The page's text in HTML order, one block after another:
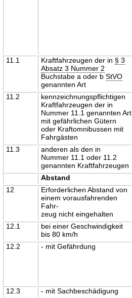
11.1
Kraftfahrzeugen der in § 3
Absatz 3 Nummer 2
Buchstabe a oder bStVO
genannten Art
11.2
kennzeichnungspflichtigen
Kraftfahrzeugen der in
Nummer 11.1 genannten Art
mit gefährlichen Gütern
oder Kraftomnibussen mit
Fahrgästen
11.3
anderen als den in
Nummer 11.1 oder 11.2
genannten Kraftfahrzeugen
Abstand
12
Erforderlichen Abstand von
einem vorausfahrenden
Fahr-
zeug nicht eingehalten
12.1
bei einer Geschwindigkeit
bis 80 km/h
12.2 - mit Gefährdung
12.3 - mit Sachbeschädigung